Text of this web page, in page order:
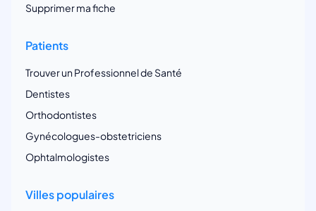
Supprimer ma fiche
Patients
Trouver un Professionnel de Santé
Dentistes
Orthodontistes
Gynécologues-obstetriciens
Ophtalmologistes
Villes populaires